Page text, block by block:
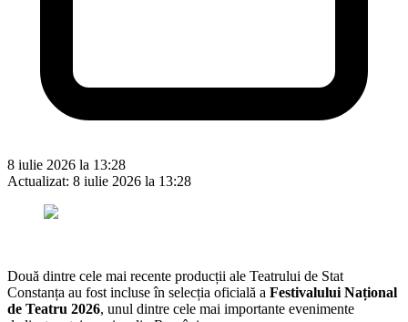
8 iulie 2026 la 13:28
Actualizat: 8 iulie 2026 la 13:28
Două dintre cele mai recente producții ale Teatrului de Stat
Constanța au fost incluse în selecția oficială a Festivalului Național
de Teatru 2026, unul dintre cele mai importante evenimente